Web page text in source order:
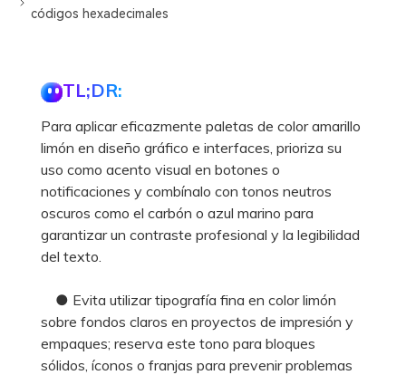
códigos hexadecimales
TL;DR:
Para aplicar eficazmente paletas de color amarillo
limón en diseño gráfico e interfaces, prioriza su
uso como acento visual en botones o
notificaciones y combínalo con tonos neutros
oscuros como el carbón o azul marino para
garantizar un contraste profesional y la legibilidad
del texto.
● Evita utilizar tipografía fina en color limón
sobre fondos claros en proyectos de impresión y
empaques; reserva este tono para bloques
sólidos, íconos o franjas para prevenir problemas